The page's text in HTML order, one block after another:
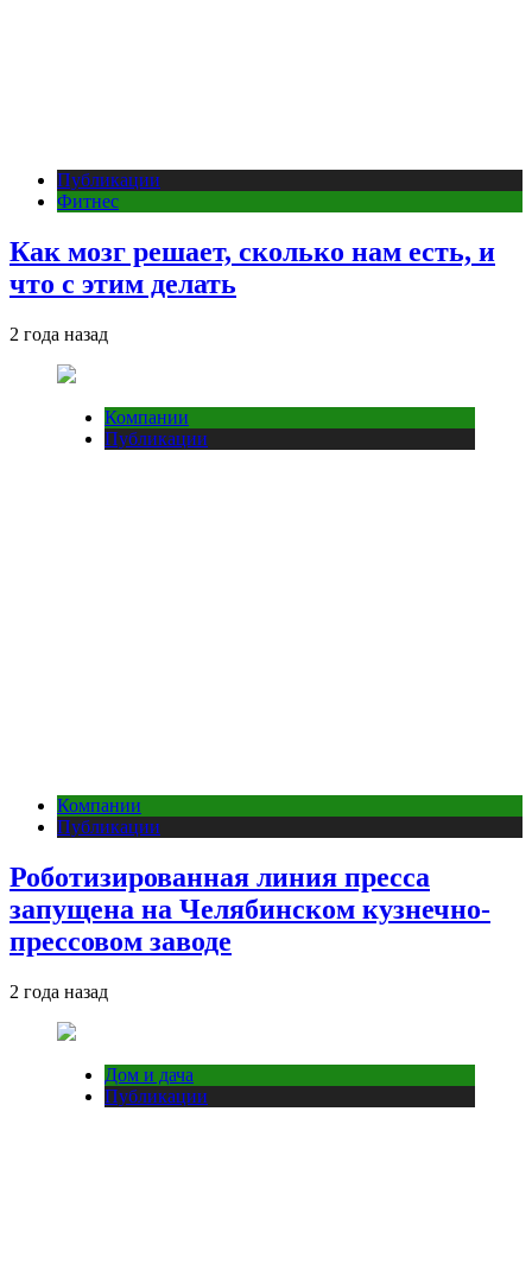
Публикации
Фитнес
Как мозг решает, сколько нам есть, и
что с этим делать
2 года назад
Компании
Публикации
Компании
Публикации
Роботизированная линия пресса
запущена на Челябинском кузнечно-
прессовом заводе
2 года назад
Дом и дача
Публикации